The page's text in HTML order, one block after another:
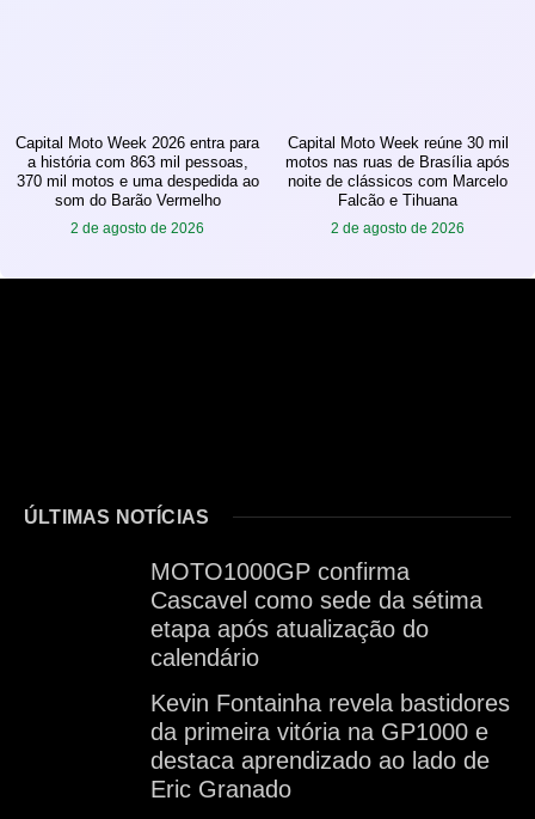
Capital Moto Week 2026 entra para
a história com 863 mil pessoas,
370 mil motos e uma despedida ao
som do Barão Vermelho
2 de agosto de 2026
Capital Moto Week reúne 30 mil
motos nas ruas de Brasília após
noite de clássicos com Marcelo
Falcão e Tihuana
2 de agosto de 2026
ÚLTIMAS NOTÍCIAS
MOTO1000GP confirma
Cascavel como sede da sétima
etapa após atualização do
calendário
Kevin Fontainha revela bastidores
da primeira vitória na GP1000 e
destaca aprendizado ao lado de
Eric Granado